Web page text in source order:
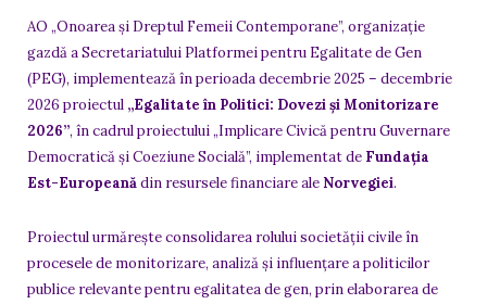
AO „Onoarea și Dreptul Femeii Contemporane”, organizație
gazdă a Secretariatului Platformei pentru Egalitate de Gen
(PEG), implementează în perioada decembrie 2025 – decembrie
2026 proiectul „Egalitate în Politici: Dovezi și Monitorizare
2026”, în cadrul proiectului „Implicare Civică pentru Guvernare
Democratică și Coeziune Socială”, implementat de Fundația
Est-Europeanădin resursele financiare ale Norvegiei.
Proiectul urmărește consolidarea rolului societății civile în
procesele de monitorizare, analiză și influențare a politicilor
publice relevante pentru egalitatea de gen, prin elaborarea de